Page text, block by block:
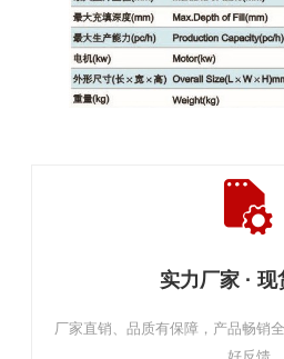
实力厂家 · 现
厂家直销、品质有保障，产品畅销